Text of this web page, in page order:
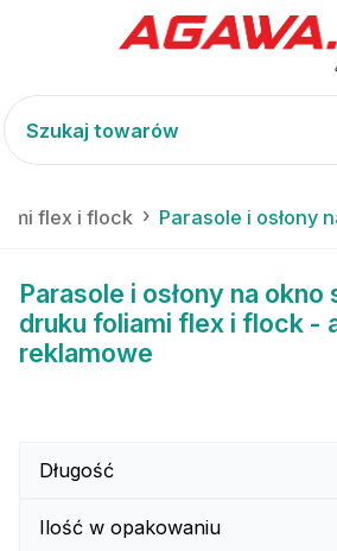
flex i flock Parasole i osłony
Parasole i osłony na
druku foliami flex i flock -
reklamowe